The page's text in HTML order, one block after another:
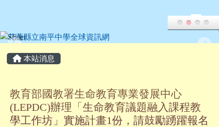
主內容區域
本站消息
教育部國教署生命教育專業發展中心
(LEPDC)辦理「生命教育議題融入課程教
學工作坊」實施計畫1份，請鼓勵踴躍報名
頁尾區域